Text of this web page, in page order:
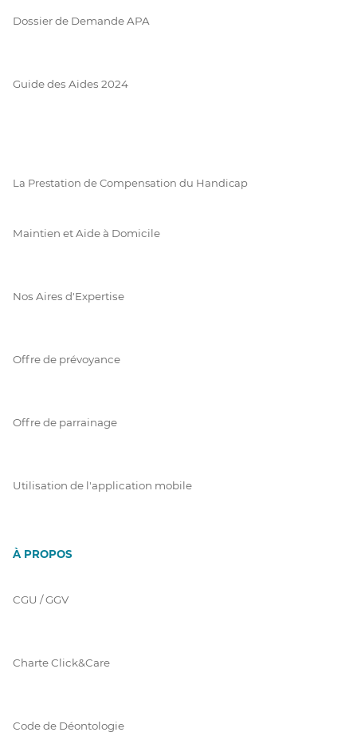
Dossier de Demande APA
Guide des Aides 2024
La Prestation de Compensation du Handicap
Maintien et Aide à Domicile
Nos Aires d'Expertise
Offre de prévoyance
Offre de parrainage
Utilisation de l'application mobile
À PROPOS
CGU / GGV
Charte Click&Care
Code de Déontologie